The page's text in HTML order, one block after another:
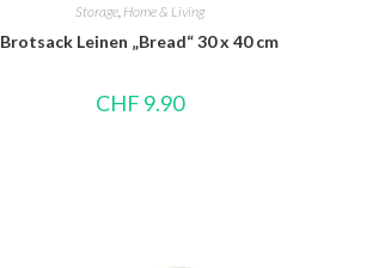
Storage, Home & Living
Brotsack Leinen „Bread“ 30 x 40 cm
CHF 9.90